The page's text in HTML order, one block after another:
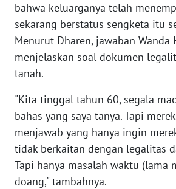
bahwa keluarganya telah
sekarang berstatus sengketa itu
Menurut Dharen, jawaban Wanda
menjelaskan soal dokumen
tanah.
"Kita tinggal tahun 60, segala
bahas yang saya tanya. Tapi
menjawab yang hanya ingin
tidak berkaitan dengan legalitas
Tapi hanya masalah waktu (lama
doang," tambahnya.
JOGJA
WN
JATIM
BALI
WN
KALBAR
KALTENG